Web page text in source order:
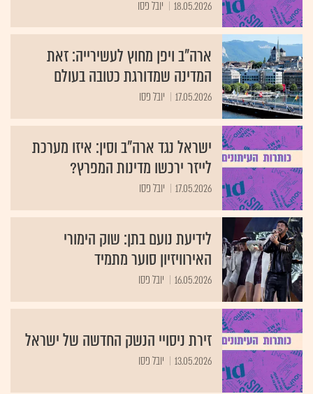
18.05.2026 יובל פסו
ארה"ב ויפן מחוץ לעשירייה: זאת
המדינה שמדורגת כטובה בעולם
17.05.2026 יובל פסו
ישראל נגד ארה"ב וסין: איזו מערכת
לייזר ירכשו מדינות המפרץ?
17.05.2026 יובל פסו
לידיעת נועם בתן: שוק הימורי
האירוויזיון סוער מתמיד
16.05.2026 יובל פסו
זירת ניסויי הנשק החדשה של ישראל
13.05.2026 יובל פסו